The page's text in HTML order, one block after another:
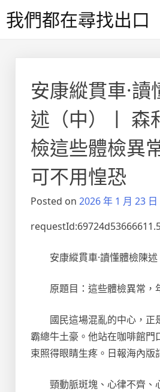
to我們都在尋找出口
安康縱貫車·讀
述（中）丨 森
檢這些體檢異
可不用惶恐
Posted on 2026 年 1 月 23 日
安康縱貫車·讀懂體檢陳述
原題目：這些體檢異常，
國民這場混亂的中心，正
霸總牛土豪。他站在咖啡館門
束照得眼睛生疼。日報海內版
頸動脈斑塊、心律不齊、